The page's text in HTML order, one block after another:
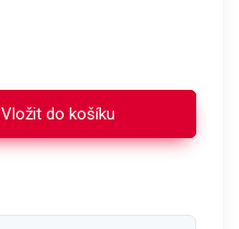
Vložit do košíku